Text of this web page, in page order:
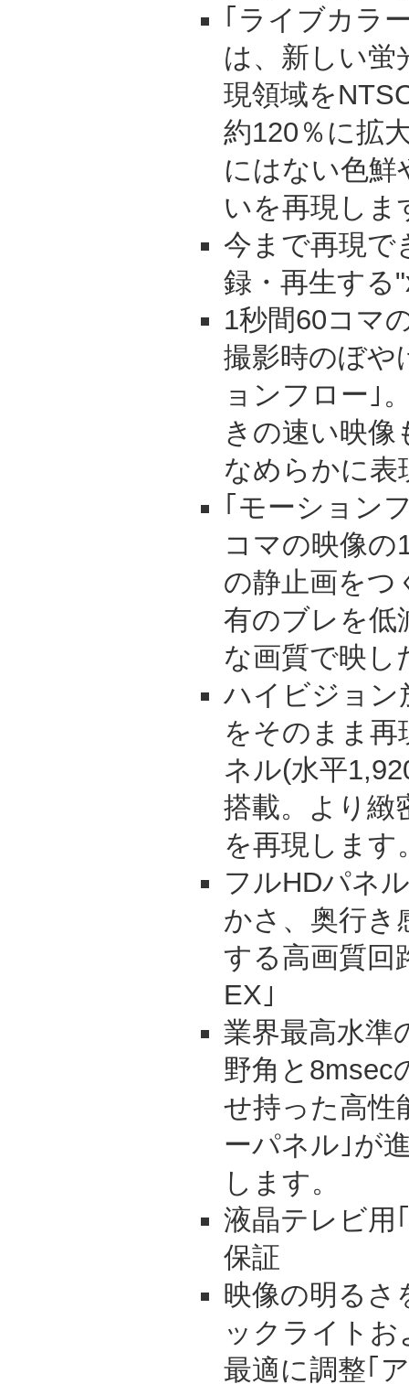
｢ライブカラ
は、新しい蛍
現領域を
約120％に拡
にはない色鮮
いを再現しま
今まで再現で
録・再生する
1秒間60コマ
撮影時のぼや
ョンフロー｣
きの速い映像
なめらかに表
｢モーション
コマの映像
の静止画をつ
有のブレを低
な画質で映し
ハイビジョン
をそのまま再
ネル(水平
搭載。より緻
を再現します
フルHDパネ
かさ、奥行き
する高画質回
EX｣
業界最高水準
野角と8msec
せ持った高性
ーパネル｣が
します。
液晶テレビ用
保証
映像の明るさ
ックライト
最適に調整｢